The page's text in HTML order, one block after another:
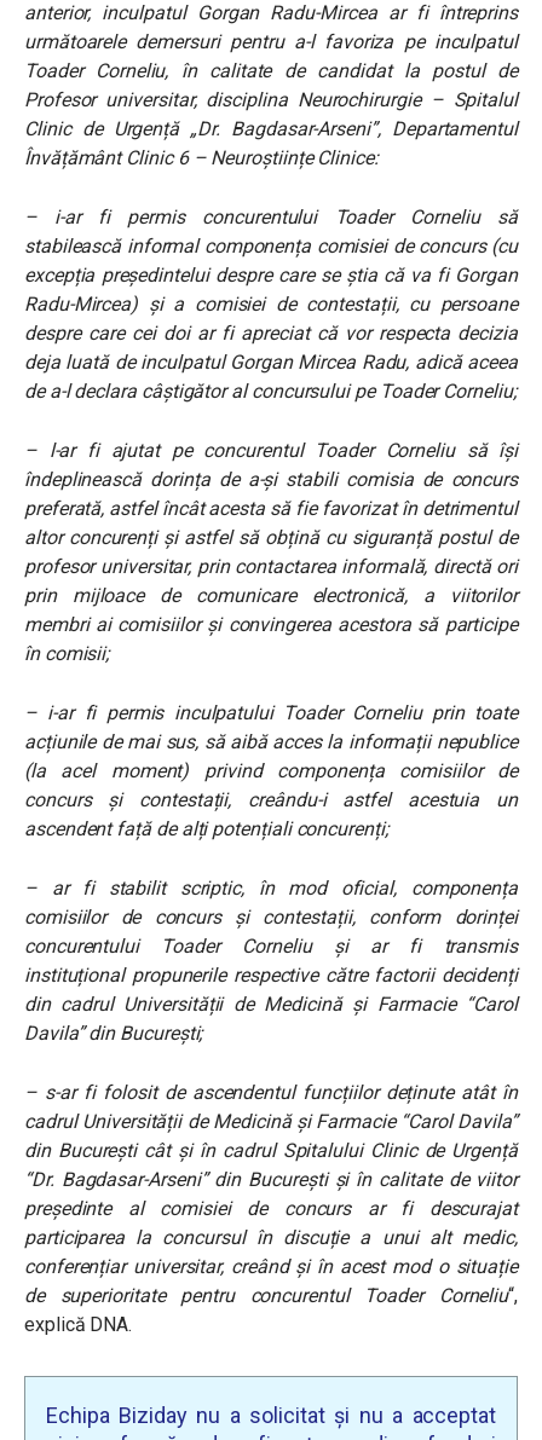
anterior, inculpatul Gorgan Radu-Mircea ar fi întreprins
următoarele demersuri pentru a-l favoriza pe inculpatul
Toader Corneliu, în calitate de candidat la postul de
Profesor universitar, disciplina Neurochirurgie – Spitalul
Clinic de Urgență „Dr. Bagdasar-Arseni”, Departamentul
Învățământ Clinic 6 – Neuroștiințe Clinice:
– i-ar fi permis concurentului Toader Corneliu să
stabilească informal componența comisiei de concurs (cu
excepția președintelui despre care se știa că va fi Gorgan
Radu-Mircea) și a comisiei de contestații, cu persoane
despre care cei doi ar fi apreciat că vor respecta decizia
deja luată de inculpatul Gorgan Mircea Radu, adică aceea
de a-l declara câștigător al concursului pe Toader Corneliu;
– l-ar fi ajutat pe concurentul Toader Corneliu să își
îndeplinească dorința de a-și stabili comisia de concurs
preferată, astfel încât acesta să fie favorizat în detrimentul
altor concurenți și astfel să obțină cu siguranță postul de
profesor universitar, prin contactarea informală, directă ori
prin mijloace de comunicare electronică, a viitorilor
membri ai comisiilor și convingerea acestora să participe
în comisii;
– i-ar fi permis inculpatului Toader Corneliu prin toate
acțiunile de mai sus, să aibă acces la informații nepublice
(la acel moment) privind componența comisiilor de
concurs și contestații, creându-i astfel acestuia un
ascendent față de alți potențiali concurenți;
– ar fi stabilit scriptic, în mod oficial, componența
comisiilor de concurs și contestații, conform dorinței
concurentului Toader Corneliu și ar fi transmis
instituțional propunerile respective către factorii decidenți
din cadrul Universității de Medicină și Farmacie “Carol
Davila” din București;
– s-ar fi folosit de ascendentul funcțiilor deținute atât în
cadrul Universității de Medicină și Farmacie “Carol Davila”
din București cât și în cadrul Spitalului Clinic de Urgență
“Dr. Bagdasar-Arseni” din București și în calitate de viitor
președinte al comisiei de concurs ar fi descurajat
participarea la concursul în discuție a unui alt medic,
conferențiar universitar, creând și în acest mod o situație
de superioritate pentru concurentul Toader Corneliu“,
explică DNA.
Echipa Biziday nu a solicitat și nu a acceptat